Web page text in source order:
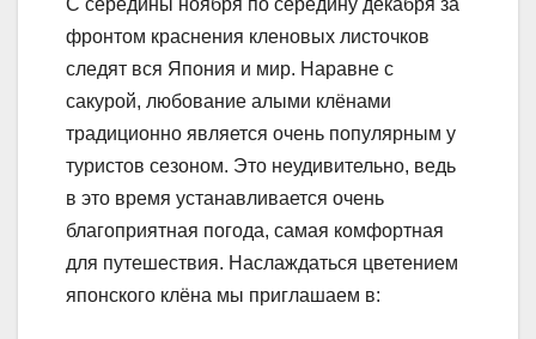
фронтом краснения кленовых листочков
следят вся Япония и мир. Наравне с
сакурой, любование алыми клёнами
традиционно является очень популярным у
туристов сезоном. Это неудивительно, ведь
в это время устанавливается очень
благоприятная погода, самая комфортная
для путешествия. Наслаждаться цветением
японского клёна мы приглашаем в: